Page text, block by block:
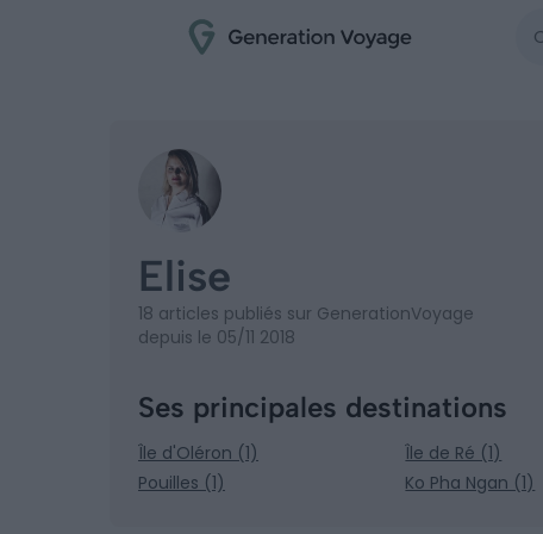
Elise
18 articles publiés sur GenerationVoyage
depuis le 05/11 2018
Ses principales destinations
Île d'Oléron (1) Île de Ré (1)
Pouilles (1)
Ko Pha Ngan (1)